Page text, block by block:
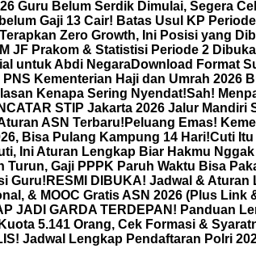
Guru Belum Serdik Dimulai, Segera
Gaji 13 Cair! Batas Usul KP
Zero Growth, Ini Posisi yang
JF Prakom & Statistisi Periode 2
untuk Abdi NegaraDownload Format
Kementerian Haji dan Umrah 2026
Kenapa Sering Nyendat!Sah!
STIP Jakarta 2026 Jalur Mandiri
ASN Terbaru! Peluang Emas!
Bisa Pulang Kampung 14 Hari!Cuti
Ini Aturan Lengkap Biar Hakmu
Turun, Gaji PPPK Paruh Waktu Bisa
Guru! RESMI DIBUKA! Jadwal &
& MOOC Gratis ASN 2026 (Plus Link
JADI GARDA TERDEPAN! Panduan
5.141 Orang, Cek Formasi &
Jadwal Lengkap Pendaftaran Polri